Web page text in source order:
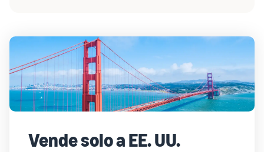
Vende solo a EE. UU.